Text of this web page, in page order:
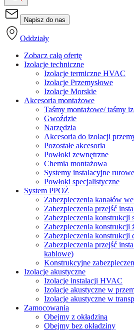
Napisz do nas
Oddziały
Zobacz całą ofertę
Izolacje techniczne
Izolacje termiczne HVAC
Izolacje Przemysłowe
Izolacje Morskie
Akcesoria montażowe
Taśmy montażowe/ taśmy
Gwoździe
Narzędzia
Akcesoria do izolacji
Pozostałe akcesoria
Powłoki zewnętrzne
Chemia montażowa
Systemy instalacyjne rurowe
Powłoki specjalistyczne
System PPOŻ
Zabezpieczenia kanałów
Zabezpieczenia przejść
Zabezpieczenia konstrukcji
Zabezpieczenia konstrukcji
Zabezpieczenia konstrukcji
Zabezpieczenia przejść
kablowe)
Konstrukcyjne
Izolacje akustyczne
Izolacje instalacji HVAC
Izolacje akustyczne w
Izolacje akustyczne w
Zamocowania
Obejmy z okładziną
Obejmy bez okładziny